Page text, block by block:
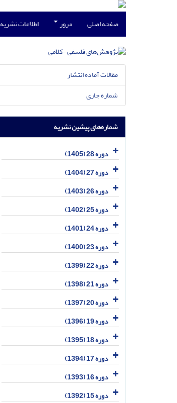
صفحه اصلی مرور اطلاعات نشریه
مقالات آماده انتشار
شماره جاری
شماره‌های پیشین نشریه
دوره 28 (1405)
دوره 27 (1404)
دوره 26 (1403)
دوره 25 (1402)
دوره 24 (1401)
دوره 23 (1400)
دوره 22 (1399)
دوره 21 (1398)
دوره 20 (1397)
دوره 19 (1396)
دوره 18 (1395)
دوره 17 (1394)
دوره 16 (1393)
دوره 15 (1392)